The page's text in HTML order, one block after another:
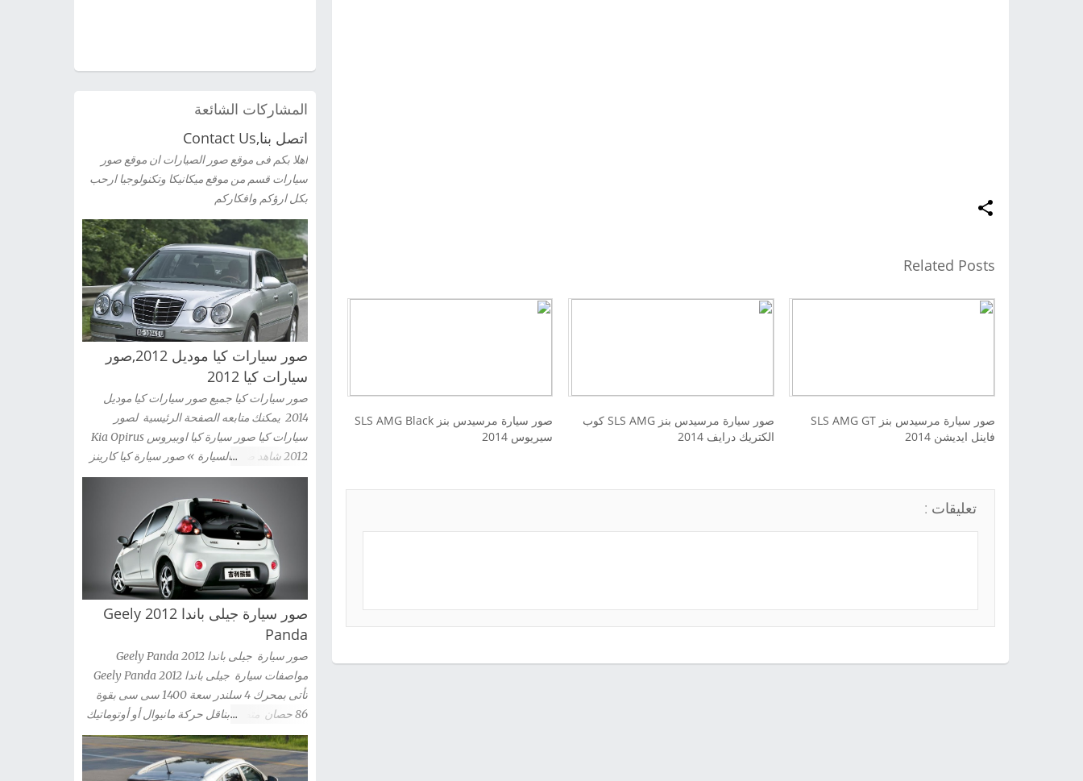
Related Posts
صور سيارة مرسيدس بنز SLS AMG GT
فاينل ايديشن 2014
صور سيارة مرسيدس بنز SLS AMG كوب
الكتريك درايف 2014
صور سيارة مرسيدس بنز SLS AMG Black
سيريوس 2014
تعليقات :
المشاركات الشائعة
اتصل بنا,Contact Us
اهلا بكم فى موقع صور الصيارات ان موقع صور
سيارات قسم من موقع ميكانيكا وتكنولوجيا ارحب
بكل ارؤكم وافكاركم
صور سيارات كيا موديل 2012,صور
سيارات كيا 2012
صور سيارات كيا جميع صور سيارات كيا موديل
2014 يمكنك متابعه الصفحة الرئيسية لصور
سيارات كيا صور سيارة كيا اوبيروس Kia Opirus
2012 شاهد صور السيارة » صور سيارة كيا كارينز
2012 Kia Carens شاهد صور السيارة » صور
سيارة كيا سيراتو كوبية Kia Cerato Coupe 2012
mohave 2012 شاهد صور السيارة » صور سيارة
كيا سبورتاج 2012 Kia Sportag شاهد صور
السيارة » صور سيارة كيا سول 2012 Kia Sou
Sorento 2012 شاهد صور السيارة » صور سيارة
صور السيارة » صور سيارة كيا ريو 2012 kia Rio
2012 Kia Rio 3-door شاهد صور السيارة » صور
صور السيارة » صور سيارة كيا اوبتيما kia optima
2012 شاهد صور السيارة » صور سيارات كيا G...
صور سيارة جيلى باندا 2012 Geely
Panda
صور سيارة جيلى باندا 2012 Geely Panda
مواصفات سيارة جيلى باندا 2012 Geely Panda
تأتى بمحرك 4 سلندر سعة 1400 سى سى بقوة
86 حصان متصل بناقل حركة مانيوال أو أوتوماتيك
صور سيارة جيلى باندا 2012 Geely Panda